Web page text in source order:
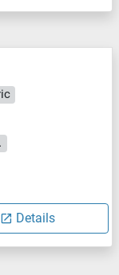
Details